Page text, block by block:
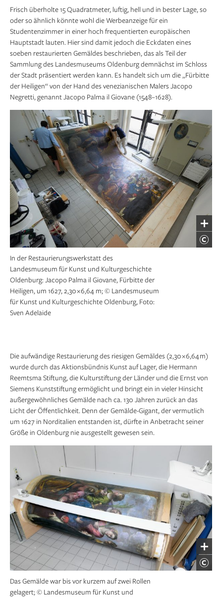
Frisch überholte 15 Quadratmeter, luftig, hell und in bester Lage, so
oder so ähnlich könnte wohl die Werbeanzeige für ein
Studentenzimmer in einer hoch frequentierten europäischen
Hauptstadt lauten. Hier sind damit jedoch die Eckdaten eines
soeben restaurierten Gemäldes beschrieben, das als Teil der
Sammlung des Landesmuseums Oldenburg demnächst im Schloss
der Stadt präsentiert werden kann. Es handelt sich um die „Fürbitte
der Heiligen“ von der Hand des venezianischen Malers Jacopo
Negretti, genannt Jacopo Palma il Giovane (1548–1628).
In der Restaurierungswerkstatt des
Landesmuseum für Kunst und Kulturgeschichte
Oldenburg: Jacopo Palma il Giovane, Fürbitte der
Heiligen, um 1627, 2,30 × 6,64 m; © Landesmuseum
für Kunst und Kulturgeschichte Oldenburg, Foto:
Sven Adelaide
Die aufwändige Restaurierung des riesigen Gemäldes (2,30 × 6,64 m)
wurde durch das Aktionsbündnis Kunst auf Lager, die Hermann
Reemtsma Stiftung, die Kulturstiftung der Länder und die Ernst von
Siemens Kunststiftung ermöglicht und bringt ein in vieler Hinsicht
außergewöhnliches Gemälde nach ca. 130 Jahren zurück an das
Licht der Öffentlichkeit. Denn der Gemälde-Gigant, der vermutlich
um 1627 in Norditalien entstanden ist, dürfte in Anbetracht seiner
Größe in Oldenburg nie ausgestellt gewesen sein.
Das Gemälde war bis vor kurzem auf zwei Rollen
gelagert; © Landesmuseum für Kunst und